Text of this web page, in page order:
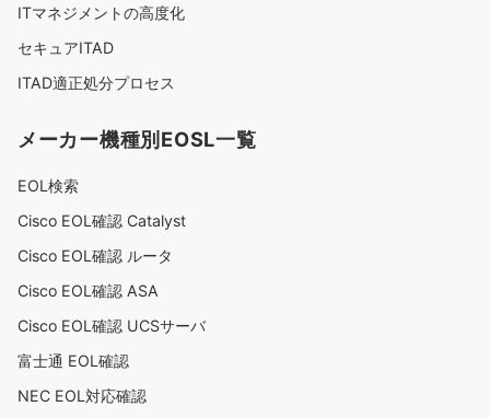
ITマネジメントの高度化
セキュアITAD
ITAD適正処分プロセス
メーカー機種別EOSL一覧
EOL検索
Cisco EOL確認 Catalyst
Cisco EOL確認 ルータ
Cisco EOL確認 ASA
Cisco EOL確認 UCSサーバ
富士通 EOL確認
NEC EOL対応確認